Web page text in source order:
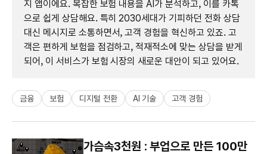
지 앱이에요. 복잡한 보험 내용을 AI가 분석하고, 이를 카톡
으로 쉽게 상담해요. 특히 2030세대가 기피하던 전화 상담
대신 메시지로 소통하면서, 고객 경험을 혁신하고 있죠. 고
객은 편하게 보험을 점검하고, 적재적소에 맞는 상담을 받게
되어, 이 서비스가 보험 시장의 새로운 대안이 되고 있어요.
금융 보험 디지털 전환 AI 기술 고객 경험
가슴속3천원 : 부업으로 만든 100만